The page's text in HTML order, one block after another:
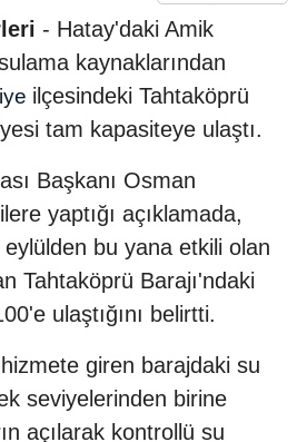
- Hatay'daki Amik
kaynaklarından
ilçesindeki Tahtaköprü
tam kapasiteye ulaştı.
Başkanı Osman
yaptığı açıklamada,
eylülden bu yana etkili olan
Tahtaköprü Barajı'ndaki
ulaştığını belirtti.
giren barajdaki su
seviyelerinden birine
açılarak kontrollü su